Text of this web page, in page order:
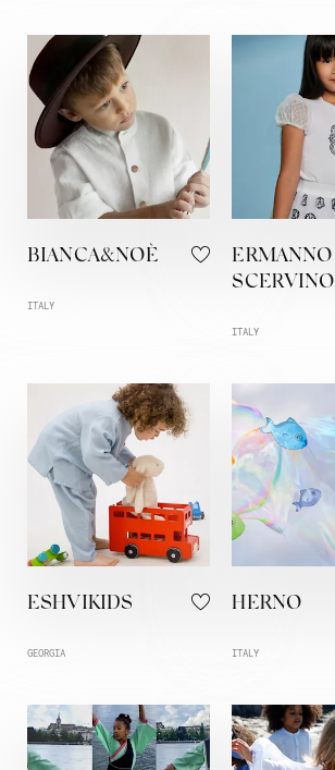
BIANCA&NOÈ
ITALY
ERMANNO
SCERVINO
ITALY
ESHVIKIDS
GEORGIA
HERNO
ITALY